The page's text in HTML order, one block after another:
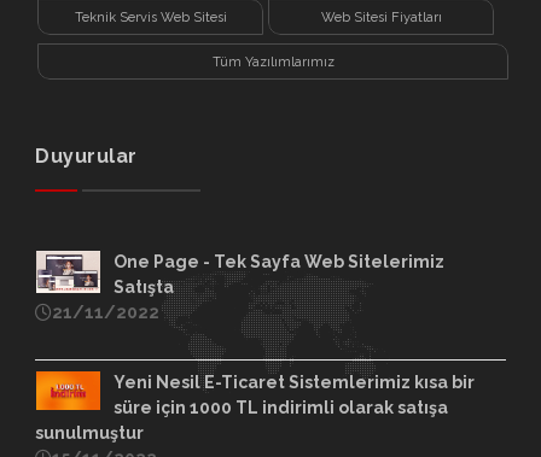
Sitesi
Teknik Servis Web Sitesi Web Sitesi Fiyatları
Tüm Yazılımlarımız
Duyurular
One Page - Tek Sayfa Web Sitelerimiz
Satışta
21/11/2022
Yeni Nesil E-Ticaret Sistemlerimiz kısa bir
süre için 1000 TL indirimli olarak satışa
sunulmuştur